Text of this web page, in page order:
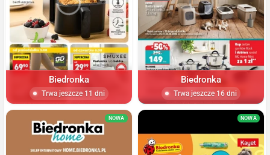
Biedronka
Trwa jeszcze 11 dni
Biedronka
Trwa jeszcze 16 dni
NOWA NOWA